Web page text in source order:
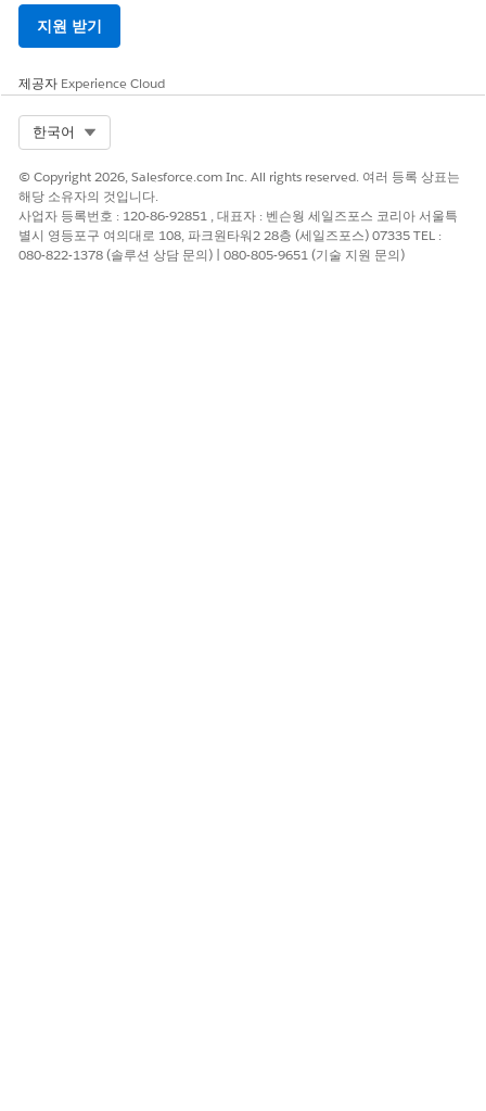
지원 받기
제공자 Experience Cloud
한국어
© Copyright 2026, Salesforce.com Inc. All rights reserved. 여러 등록 상표는
해당 소유자의 것입니다.
사업자 등록번호 : 120-86-92851 , 대표자 : 벤슨웡 세일즈포스 코리아 서울특
별시 영등포구 여의대로 108, 파크원타워2 28층 (세일즈포스) 07335 TEL :
080-822-1378 (솔루션 상담 문의) | 080-805-9651 (기술 지원 문의)